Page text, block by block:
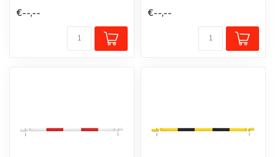
een modulai...
€--,--
een modulai...
€--,--